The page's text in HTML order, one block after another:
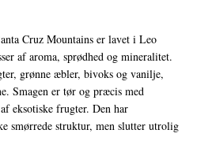
Cruz Mountains er lavet i Leo
af aroma, sprødhed og mineralitet.
grønne æbler, bivoks og vanilje,
Smagen er tør og præcis med
eksotiske frugter. Den har
smørrede struktur, men slutter utrolig